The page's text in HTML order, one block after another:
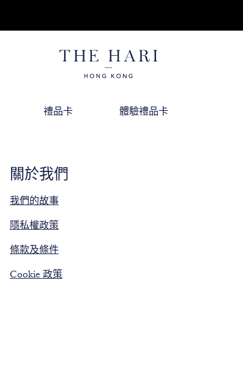
禮品卡 體驗禮品卡
關於我們
我們的故事
隱私權政策
條款及條件
Cookie 政策